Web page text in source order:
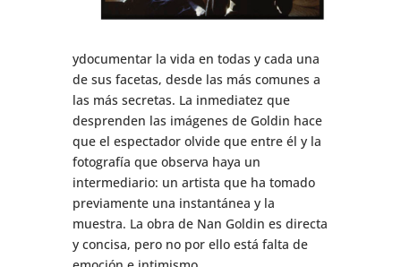
ydocumentar la vida en todas y cada una
de sus facetas, desde las más comunes a
las más secretas. La inmediatez que
desprenden las imágenes de Goldin hace
que el espectador olvide que entre él y la
fotografía que observa haya un
intermediario: un artista que ha tomado
previamente una instantánea y la
muestra. La obra de Nan Goldin es directa
y concisa, pero no por ello está falta de